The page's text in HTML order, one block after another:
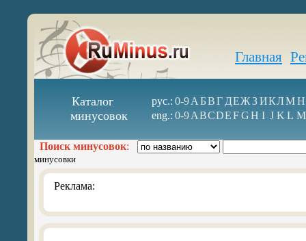
Главная
Каталог
минусовок
рус.: 0-9А БВГ ДЕЖ З ИКЛМН
eng.: 0-9ABCDEFGH I J K L M
Поиск минусовок:
минусовки
Реклама: